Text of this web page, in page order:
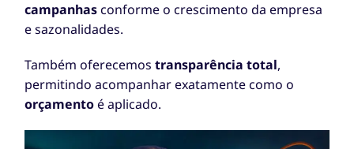
campanhasconforme o crescimento da empresa
e sazonalidades.
Também oferecemostransparência total,
permitindo acompanhar exatamente como o
orçamentoé aplicado.